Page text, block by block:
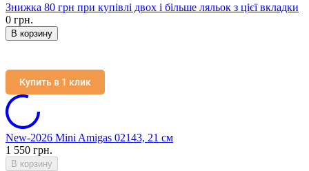
Знижка 80 грн при купівлі двох і більше ляльок з цієї вкладки
0 грн.
В корзину
Купить в 1 клик
New-2026 Mini Amigas 02143, 21 см
1 550 грн.
В корзину